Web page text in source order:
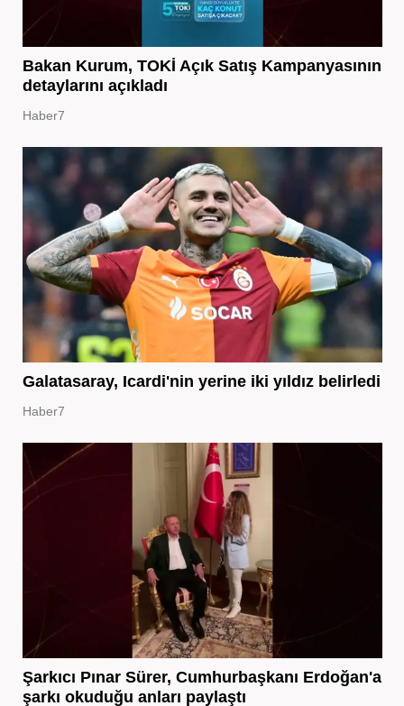
Bakan Kurum, TOKİ Açık Satış Kampanyasının
detaylarını açıkladı
Haber7
Galatasaray, Icardi'nin yerine iki yıldız belirledi
Haber7
Şarkıcı Pınar Sürer, Cumhurbaşkanı Erdoğan'a
şarkı okuduğu anları paylaştı